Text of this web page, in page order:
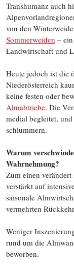
Transhumanz auch
von den
Sommerweiden –
Landwirtschaft und
Heute jedoch ist die
Niederösterreich
keine festen oder
Almabtriebe. Die
medial begleitet,
schlummern.
Warum
Wahrnehmung?
Zum einen
verstärkt auf
saisonale
vermehrten
Weniger
rund um die
beworben.